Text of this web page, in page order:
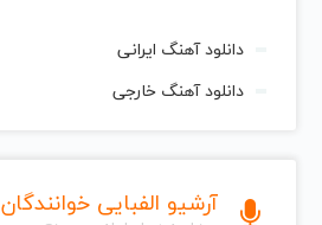
دانلود آهنگ ایرانی
دانلود آهنگ خارجی
آرشیو الفبایی خوانندگان